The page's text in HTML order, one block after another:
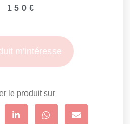
150€
m'intéresse
le produit sur